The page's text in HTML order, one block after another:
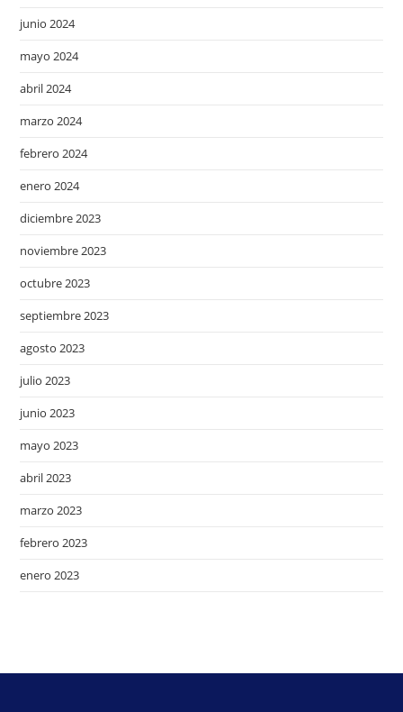
junio 2024
mayo 2024
abril 2024
marzo 2024
febrero 2024
enero 2024
diciembre 2023
noviembre 2023
octubre 2023
septiembre 2023
agosto 2023
julio 2023
junio 2023
mayo 2023
abril 2023
marzo 2023
febrero 2023
enero 2023